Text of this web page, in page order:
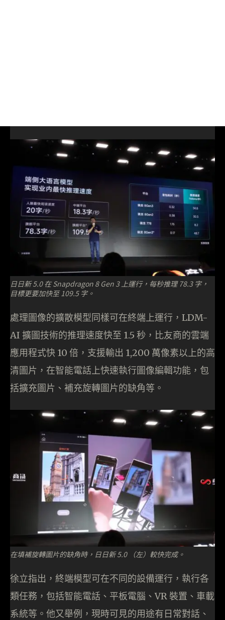
日日新 5.0 在 Snapdragon 8 Gen 3 上運行，每秒推理 78.3 字，
目標更要加快至 109.5 字。
處理圖像的擴散模型同樣可在終端上運行，LDM-
AI 擴圖技術的推理速度快至 1.5 秒，比友商的雲端
應用程式快 10 倍，支援輸出 1,200 萬像素以上的高
清圖片，在智能電話上快速執行圖像編輯功能，包
括擴充圖片、補充旋轉圖片的缺角等。
在填補旋轉圖片的缺角時，日日新 5.0 （左）較快完成。
徐立指出，終端模型可在不同的設備運行，執行各
類任務，包括智能電話、平板電腦、VR 裝置、車載
系統等。他又舉例，現時可見的用途有日常對話、